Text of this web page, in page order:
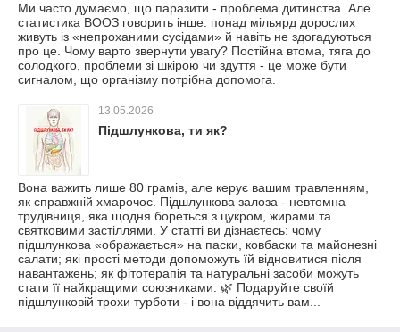
Ми часто думаємо, що паразити - проблема дитинства. Але
статистика ВООЗ говорить інше: понад мільярд дорослих
живуть із «непроханими сусідами» й навіть не здогадуються
про це. Чому варто звернути увагу? Постійна втома, тяга до
солодкого, проблеми зі шкірою чи здуття - це може бути
сигналом, що організму потрібна допомога.
13.05.2026
Підшлункова, ти як?
Вона важить лише 80 грамів, але керує вашим травленням,
як справжній хмарочос. Підшлункова залоза - невтомна
трудівниця, яка щодня бореться з цукром, жирами та
святковими застіллями. У статті ви дізнаєтесь: чому
підшлункова «ображається» на паски, ковбаски та майонезні
салати; які прості методи допоможуть їй відновитися після
навантажень; як фітотерапія та натуральні засоби можуть
стати її найкращими союзниками. 🌿 Подаруйте своїй
підшлунковій трохи турботи - і вона віддячить вам...